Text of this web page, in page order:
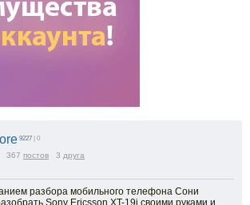
9227 | 0
367 постов 3 друга
разбора мобильного телефона Сони